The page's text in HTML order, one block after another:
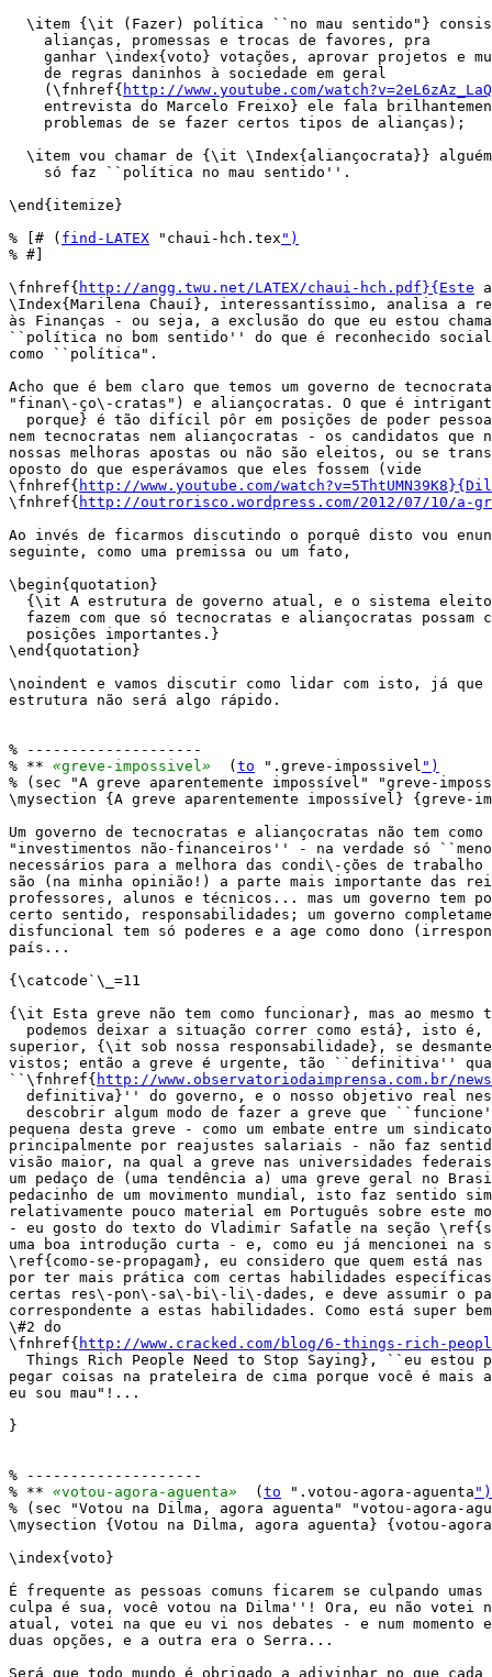
\item {\it (Fazer) política ``no mau sentido"}
    alianças, promessas e trocas de favores, pra
ganhar \index{voto} votações, aprovar projetos e
    de regras daninhos à sociedade em geral
    (\fnhref{
http://www.youtube.com/
entrevista do Marcelo Freixo} ele fala
    problemas de se fazer certos tipos de alianças);
\item vou chamar de {\it \Index{aliançocrata}}
    só faz ``política no mau sentido''.
\end{itemize}
% [# ( find-LATEX "chaui-hch.tex ")
% #]
\fnhref{ http://angg.twu.net/LATEX/chaui-hch.pdf}{Este
\Index{Marilena Chauí}, interessantíssimo, analisa a
às Finanças - ou seja, a exclusão do que eu estou
``política no bom sentido'' do que é reconhecido
como ``política".
Acho que é bem claro que temos um governo de
"finan\-ço\-cratas") e aliançocratas. O que é
porque} é tão difícil pôr em posições de poder
nem tecnocratas nem aliançocratas - os candidatos que
nossas melhoras apostas ou não são eleitos, ou se
oposto do que esperávamos que eles fossem (vide
\fnhref{ http://www.youtube.com/
\fnhref{ http://outrorisco.wordpress.com/2012/07/10/a-
Ao invés de ficarmos discutindo o porquê disto vou
seguinte, como uma premissa ou um fato,
\begin{quotation}
{\it A estrutura de governo atual, e o sistema
fazem com que só tecnocratas e aliançocratas possam
  posições importantes.}
\end{quotation}
\noindent e vamos discutir como lidar com isto, já que
estrutura não será algo rápido.
% --------------------
% ** «greve-impossivel»
  (
to ".greve-impossivel ")
% (sec "A greve aparentemente impossível" "greve-
\mysection {A greve aparentemente impossível} {greve-
Um governo de tecnocratas e aliançocratas não tem
"investimentos não-financeiros'' - na verdade só
necessários para a melhora das condi\-ções de trabalho
são (na minha opinião!) a parte mais importante das
professores, alunos e técnicos... mas um governo tem
certo sentido, responsabilidades; um governo
disfuncional tem só poderes e a age como dono
país...
{\catcode`\_=11
{\it Esta greve não tem como funcionar}, mas ao mesmo
podemos deixar a situação correr como está}, isto é,
superior, {\it sob nossa responsabilidade}, se
vistos; então a greve é urgente, tão ``definitiva''
``\fnhref{ http://www.observatoriodaimprensa.com.br/
definitiva}'' do governo, e o nosso objetivo real
descobrir algum modo de fazer a greve que
pequena desta greve - como um embate entre um
principalmente por reajustes salariais - não faz
visão maior, na qual a greve nas universidades
um pedaço de (uma tendência a) uma greve geral no
pedacinho de um movimento mundial, isto faz sentido
relativamente pouco material em Português sobre este
- eu gosto do texto do Vladimir Safatle na seção
uma boa introdução curta - e, como eu já mencionei na
\ref{como-se-propagam}, eu considero que quem está
por ter mais prática com certas habilidades específicas,
certas res\-pon\-sa\-bi\-li\-dades, e deve assumir o
correspondente a estas habilidades. Como está super
\#2 do
\fnhref{ http://www.cracked.com/blog/6-things-rich-
Things Rich People Need to Stop Saying}, ``eu estou
pegar coisas na prateleira de cima porque você é mais
eu sou mau"!...
}
% --------------------
% ** «votou-agora-aguenta»
  (
to ".votou-agora-aguenta ")
% (sec "Votou na Dilma, agora aguenta" "votou-agora-
\mysection {Votou na Dilma, agora aguenta} {votou-
\index{voto}
É frequente as pessoas comuns ficarem se culpando
culpa é sua, você votou na Dilma''! Ora, eu não votei
atual, votei na que eu vi nos debates - e num momento
duas opções, e a outra era o Serra...
Será que todo mundo é obrigado a adivinhar no que